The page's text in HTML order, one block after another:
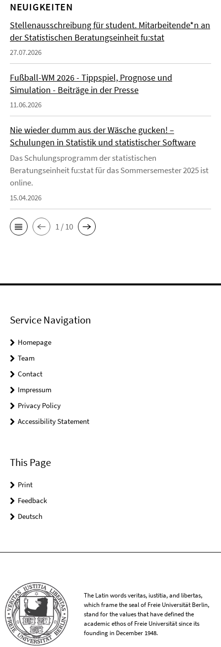
NEUIGKEITEN
Stellenausschreibung für student. Mitarbeitende*n an
der Statistischen Beratungseinheit fu:stat
27.07.2026
Fußball-WM 2026 - Tippspiel, Prognose und
Simulation - Beiträge in der Presse
11.06.2026
Nie wieder dumm aus der Wäsche gucken! –
Schulungen in Statistik und statistischer Software
Das Schulungsprogramm der statistischen
Beratungseinheit fu:stat für das Sommersemester 2025 ist
online.
15.04.2026
1 / 10
Service Navigation
Homepage
Team
Contact
Impressum
Privacy Policy
Accessibility Statement
This Page
Print
Feedback
Deutsch
The Latin words veritas, iustitia, and libertas,
which frame the seal of Freie Universität Berlin,
stand for the values that have defined the
academic ethos of Freie Universität since its
founding in December 1948.